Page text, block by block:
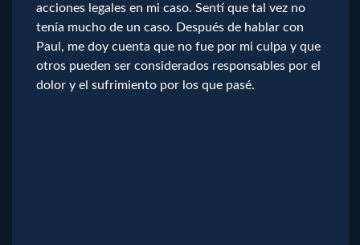
acciones legales en mi caso. Sentí que tal vez no
tenía mucho de un caso. Después de hablar con
Paul, me doy cuenta que no fue por mi culpa y que
otros pueden ser considerados responsables por el
dolor y el sufrimiento por los que pasé.